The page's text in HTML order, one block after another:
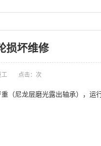
损坏维修
点击： 次
（尼龙层磨光露出轴承），运